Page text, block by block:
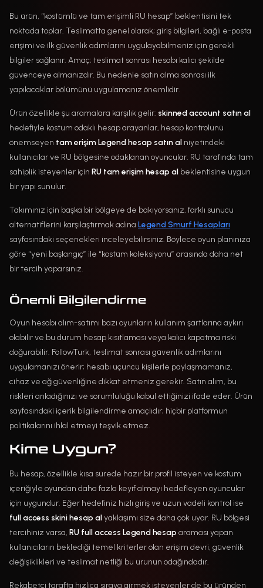
Bu ürün, “kostümlü ve tam erişimli RU hesap” beklentisini tek
noktada toplar. Teslimatta genel olarak; giriş bilgileri, bağlı e-posta
erişimi ve ilk güvenlik adımlarını uygulayabilmeniz için gerekli
bilgiler sağlanır. Amaç; teslimat sonrası hesabı kalıcı şekilde
güvenceye almanızdır. Bu nedenle satın alma sonrası ilk
yapılacaklar bölümünü uygulamanız önemlidir.
Ürün özellikle şu aramalara karşılık gelir: skinned account satın al
hedefiyle kostüm odaklı hesap arayanlar, hesap kontrolünü
önemseyen tam erişim Legend hesap satın al niyetindeki
kullanıcılar ve RU bölgesine odaklanan oyuncular. RU tarafında tam
sahiplik isteyenler için RU tam erişim hesap al beklentisine uygun
bir yapı sunulur.
Takımınız için başka bir bölgeye de bakıyorsanız, farklı sunucu
alternatiflerini karşılaştırmak adına Legend Smurf Hesapları
sayfasındaki seçenekleri inceleyebilirsiniz. Böylece oyun planınıza
göre “yeni başlangıç” ile “kostüm koleksiyonu” arasında daha net
bir tercih yaparsınız.
Önemli Bilgilendirme
Oyun hesabı alım-satımı bazı oyunların kullanım şartlarına aykırı
olabilir ve bu durum hesap kısıtlaması veya kalıcı kapatma riski
doğurabilir. FollowTurk, teslimat sonrası güvenlik adımlarını
uygulamanızı önerir; hesabı üçüncü kişilerle paylaşmamanız,
cihaz ve ağ güvenliğine dikkat etmeniz gerekir. Satın alım, bu
riskleri anladığınızı ve sorumluluğu kabul ettiğinizi ifade eder. Ürün
sayfasındaki içerik bilgilendirme amaçlıdır; hiçbir platformun
politikalarını ihlal etmeyi teşvik etmez.
Kime Uygun?
Bu hesap, özellikle kısa sürede hazır bir profil isteyen ve kostüm
içeriğiyle oyundan daha fazla keyif almayı hedefleyen oyuncular
için uygundur. Eğer hedefiniz hızlı giriş ve uzun vadeli kontrol ise
full access skini hesap alyaklaşımı size daha çok uyar. RU bölgesi
tercihiniz varsa, RU full access Legend hesaparaması yapan
kullanıcıların beklediği temel kriterler olan erişim devri, güvenlik
değişiklikleri ve teslimat netliği bu ürünün odağındadır.
Rekabetçi tarafta hızlıca sıraya girmek isteyenler de bu üründen